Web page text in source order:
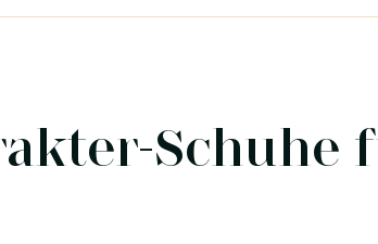
Schuhe